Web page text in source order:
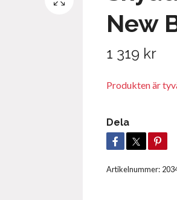
New
1 319 kr
Produkten är
Dela
Artikelnummer: